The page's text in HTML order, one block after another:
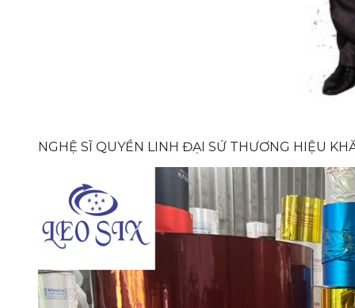
NGHỆ SĨ QUYỀN LINH ĐẠI SỨ THƯƠNG HIỆU